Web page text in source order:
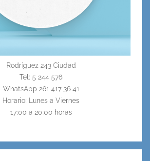
Rodríguez 243 Ciudad
Tel: 5 244 576
WhatsApp 261 417 36 41
Horario: Lunes a Viernes
17:00 a 20:00 horas